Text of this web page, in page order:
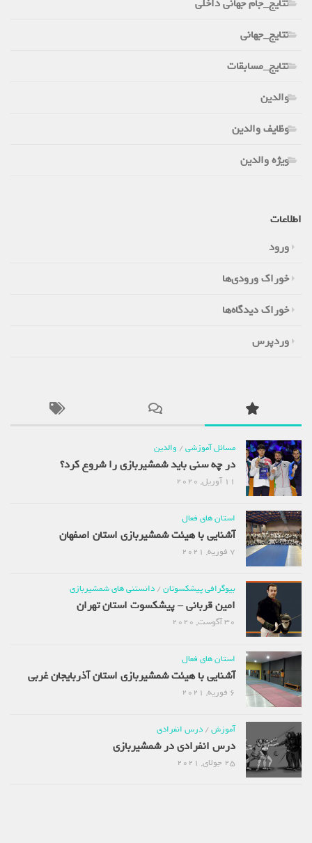
نتایج_جام جهانی داخلی
نتایج_جهانی
نتایج_مسابقات
والدین
وظایف والدین
ویژه والدین
اطلاعات
ورود
خوراک ورودی‌ها
خوراک دیدگاه‌ها
وردپرس
مسائل آموزشی/والدین
در چه سنی باید شمشیربازی را شروع کرد؟
استان های فعال
آشنایی با هیئت شمشیربازی استان اصفهان
بیوگرافی پیشکسوتان/دانستنی های شمشیربازی
امین قربانی – پیشکسوت استان تهران
استان های فعال
آشنایی با هیئت شمشیربازی استان آذربایجان غربی
آموزش/درس انفرادی
درس انفرادی در شمشیربازی